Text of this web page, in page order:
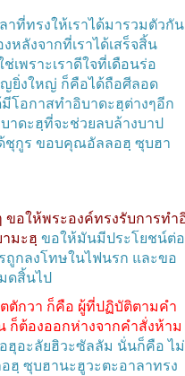
ที่ทรงให้เราได้มารวมตัวกัน
หลังจากที่เราได้เสร็จสิ้น
ช่เพราะเราดีใจที่เดือนร่อ
ญยิ่งใหญ่ ก็คือได้ถือศีลอด
โอกาสทำอิบาดะฮฺต่างๆอีก
าดะฮฺที่จะช่วยลบล้างบาป
ชุกูร ขอบคุณอัลลอฮฺ ซุบฮา
ขอให้พระองค์ทรงรับการทำ
มะฮฺ ขอให้มันมีประโยชน์ต่อ
ถูกลงโทษในไฟนรก และขอ
ดสิ้นไป
ตักวา ก็คือ ผู้ที่ปฏิบัติตามคำ
ก็ต้องออกห่างจากคำสั่งห้าม
ฮุอะลัยฮิวะซัลลัม นั่นก็คือ ไม่
ฮฺ ซุบฮานะฮูวะตะอาลาทรง